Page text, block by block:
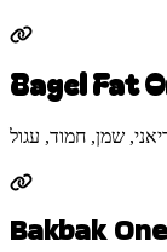
Bagel Fat
שמן, חמוד, עגול
Bakbak One